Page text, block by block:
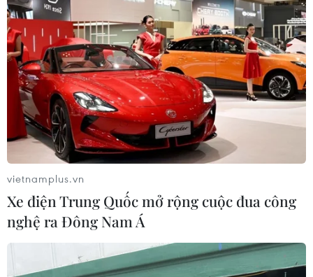
vietnamplus.vn
Xe điện Trung Quốc mở rộng cuộc đua công
nghệ ra Đông Nam Á